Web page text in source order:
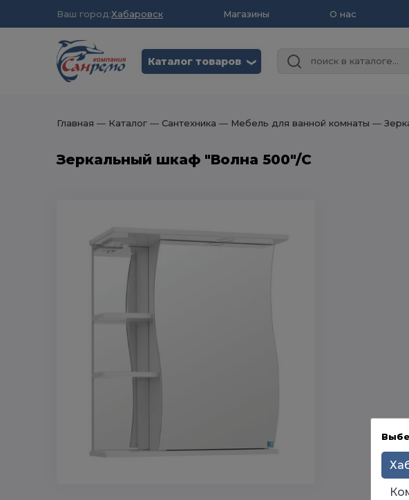
Ваш город:Хабаровск Магазины О нас
Каталог товаров ❮
Главная ― Каталог ― Сантехника ― Мебель для ванной комнаты ―
Зеркальный шкаф "Волна 500"/C